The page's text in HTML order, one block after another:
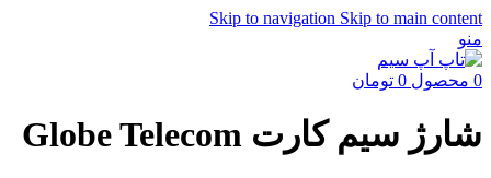
Skip to navigation Skip to main content
منو
0 محصول 0 تومان
شارژ سیم کارت Globe Telecom